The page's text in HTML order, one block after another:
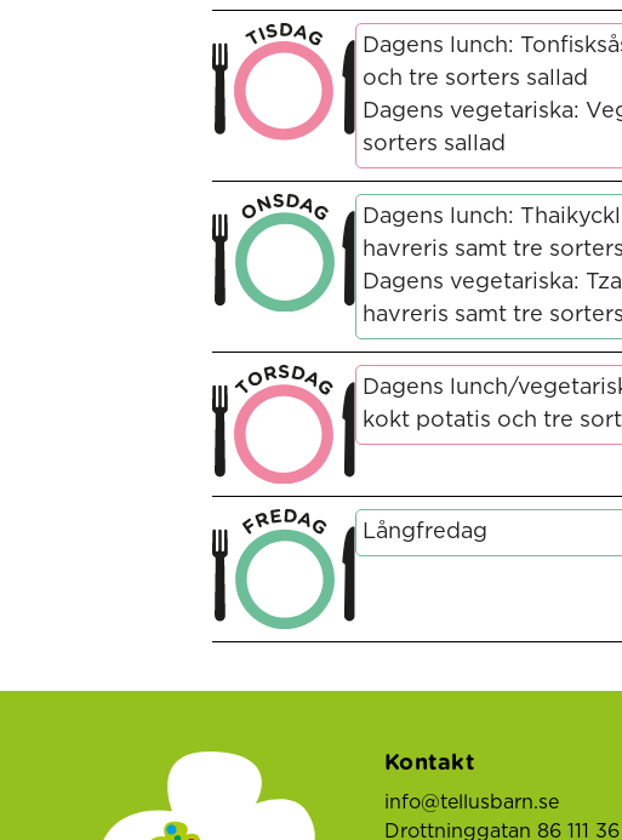
Dagens lunch:
och tre sorters sallad
Dagens vegetariska:
sorters sallad
Dagens lunch:
havreris samt tre
Dagens vegetariska:
havreris samt tre
Dagens lunch/
kokt potatis och tre
Långfredag
Kontakt
info@tellusbarn.se
Drottninggatan 86 111 36